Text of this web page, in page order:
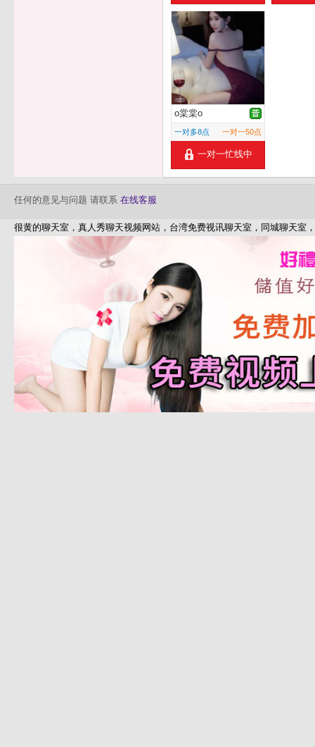
o棠棠o
一对多8点 一对一50点
一对一忙线中
任何的意见与问题 请联系 在线客服
很黄的聊天室，真人秀聊天视频网站，台湾免费视讯聊天室，同城聊天